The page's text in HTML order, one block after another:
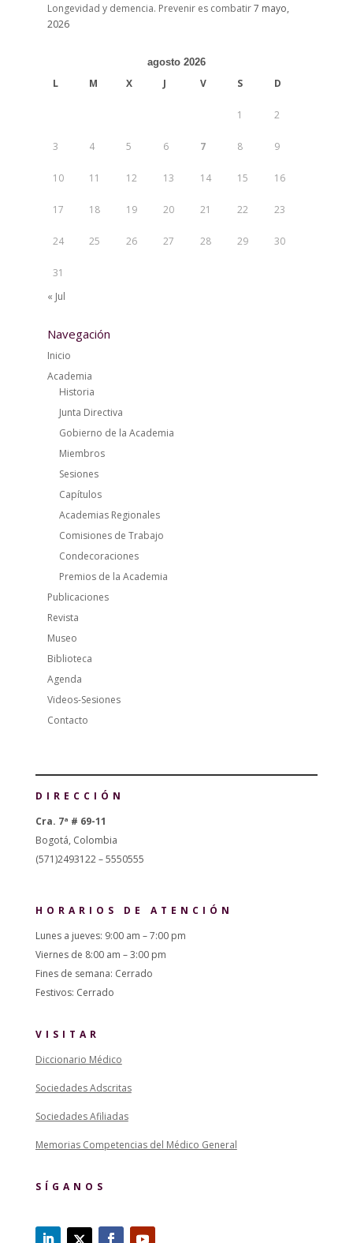
Longevidad y demencia. Prevenir es combatir7 mayo,
2026
agosto 2026
L M X J V S D
1 2
3 4 5 6 7 8 9
10 11 12 13 14 15 16
17 18 19 20 21 22 23
24 25 26 27 28 29 30
31
« Jul
Navegación
Inicio
Academia
Historia
Junta Directiva
Gobierno de la Academia
Miembros
Sesiones
Capítulos
Academias Regionales
Comisiones de Trabajo
Condecoraciones
Premios de la Academia
Publicaciones
Revista
Museo
Biblioteca
Agenda
Videos-Sesiones
Contacto
DIRECCIÓN
Cra. 7ª # 69-11
Bogotá, Colombia
(571)2493122 – 5550555
HORARIOS DE ATENCIÓN
Lunes a jueves: 9:00 am – 7:00 pm
Viernes de 8:00 am – 3:00 pm
Fines de semana: Cerrado
Festivos: Cerrado
VISITAR
Diccionario Médico
Sociedades Adscritas
Sociedades Afiliadas
Memorias Competencias del Médico General
SÍGANOS